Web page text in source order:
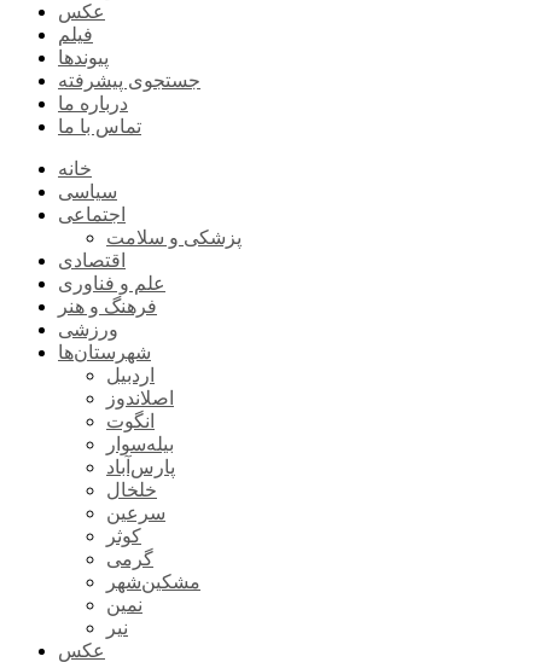
عکس
فیلم
پیوندها
جستجوی پیشرفته
درباره ما
تماس با ما
خانه
سیاسی
اجتماعی
پزشکی و سلامت
اقتصادی
علم و فناوری
فرهنگ و هنر
ورزشی
شهرستان‌ها
اردبیل
اصلاندوز
انگوت
بیله‌سوار
پارس‌آباد
خلخال
سرعین
کوثر
گرمی
مشکین‌شهر
نمین
نیر
عکس